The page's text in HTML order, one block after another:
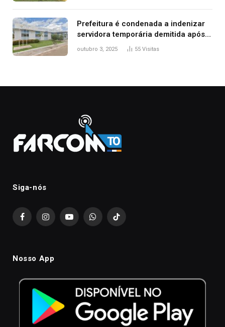
Prefeitura é condenada a indenizar
servidora temporária demitida após
nascimento da filha
outubro 3, 2025 55 Visitas
Siga-nós
FacebookInstagramYouTubeWhatsAppTikTok
Nosso App